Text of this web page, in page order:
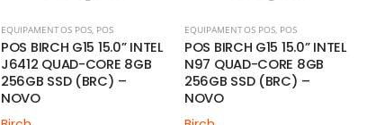
EQUIPAMENTOS POS, POS
POS BIRCH G15 15.0” INTEL
J6412 QUAD-CORE 8GB
256GB SSD (BRC) –
NOVO
EQUIPAMENTOS POS, POS
POS BIRCH G15 15.0” INTEL
N97 QUAD-CORE 8GB
256GB SSD (BRC) –
NOVO